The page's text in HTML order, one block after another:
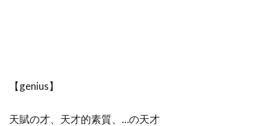
【genius】
天賦の才、天才的素質、…の天才